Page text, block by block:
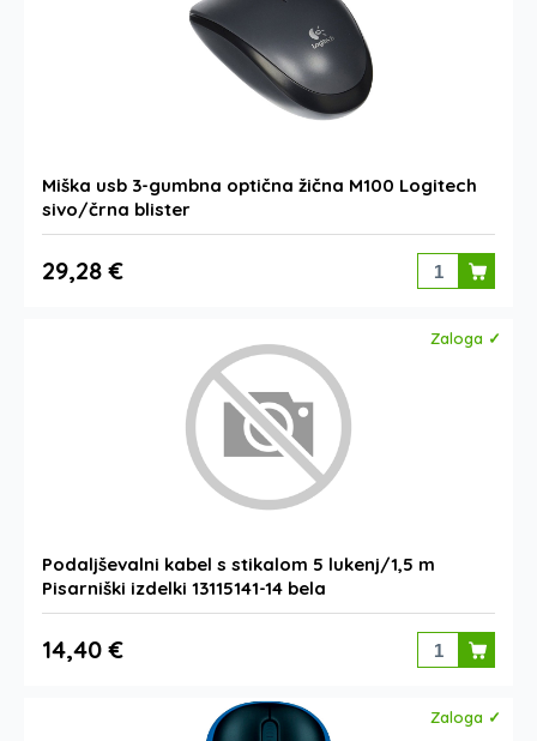
Miška usb 3-gumbna optična žična M100 Logitech
sivo/črna blister
29,28 €
Zaloga ✓
Podaljševalni kabel s stikalom 5 lukenj/1,5 m
Pisarniški izdelki 13115141-14 bela
14,40 €
Zaloga ✓